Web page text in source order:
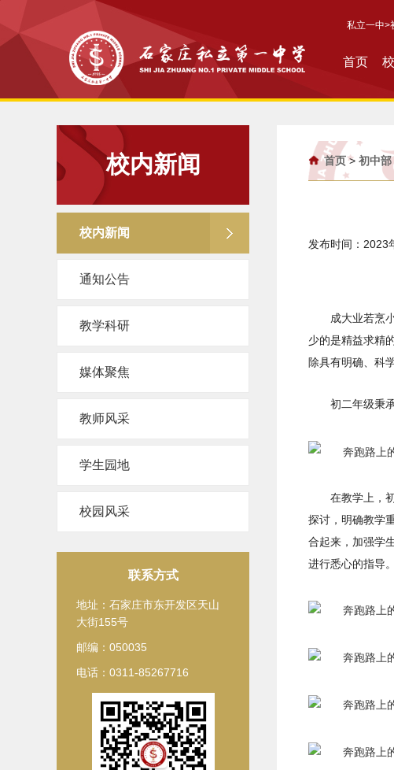
私立一中>
首页
校内新闻
校内新闻
通知公告
教学科研
媒体聚焦
教师风采
学生园地
校园风采
联系方式
地址：石家庄市东开发区天山
大街155号
邮编：050035
电话：0311-85267716
首页> 初中部
发布时间：2023
成大业若烹
少的是精益求精
除具有明确、科
初二年级秉
在教学上，
探讨，明确教学
合起来，加强学
进行悉心的指导。